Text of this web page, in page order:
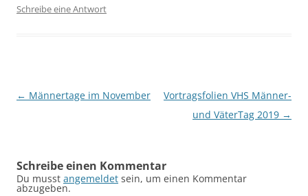
Schreibe eine Antwort
Beitragsnavigation
← Männertage im November
Vortragsfolien VHS Männer-
und VäterTag 2019 →
Schreibe einen Kommentar
Du musst angemeldet sein, um einen Kommentar
abzugeben.